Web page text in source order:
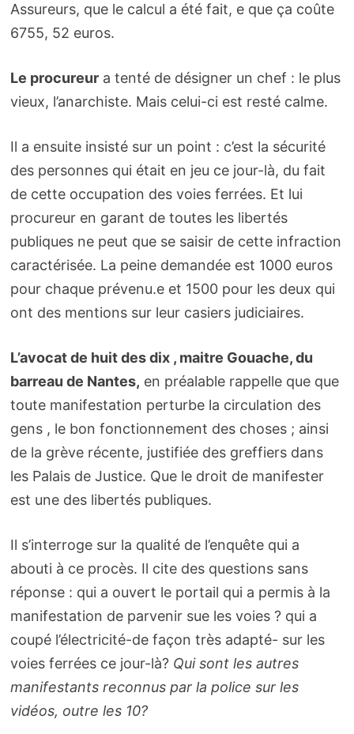
Assureurs, que le calcul a été fait, e que ça coûte
6755, 52 euros.
Le procureura tenté de désigner un chef : le plus
vieux, l’anarchiste. Mais celui-ci est resté calme.
Il a ensuite insisté sur un point : c’est la sécurité
des personnes qui était en jeu ce jour-là, du fait
de cette occupation des voies ferrées. Et lui
procureur en garant de toutes les libertés
publiques ne peut que se saisir de cette infraction
caractérisée. La peine demandée est 1000 euros
pour chaque prévenu.e et 1500 pour les deux qui
ont des mentions sur leur casiers judiciaires.
L’avocat de huit des dix , maitre Gouache, du
barreau de Nantes, en préalable rappelle que que
toute manifestation perturbe la circulation des
gens , le bon fonctionnement des choses ; ainsi
de la grève récente, justifiée des greffiers dans
les Palais de Justice. Que le droit de manifester
est une des libertés publiques.
Il s’interroge sur la qualité de l’enquête qui a
abouti à ce procès. Il cite des questions sans
réponse : qui a ouvert le portail qui a permis à la
manifestation de parvenir sue les voies ? qui a
coupé l’électricité-de façon très adapté- sur les
voies ferrées ce jour-là? Qui sont les autres
manifestants reconnus par la police sur les
vidéos, outre les 10?